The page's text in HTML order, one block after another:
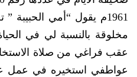
1961م يقول “أمي
مخلوقة بالنسبة لي في
عقب فراغي من صلاة
عواطفي استخيره في عمل